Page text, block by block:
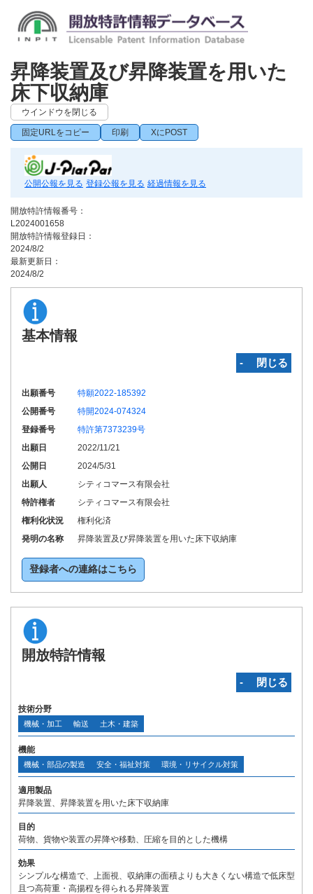
昇降装置及び昇降装置を用いた
床下収納庫
ウインドウを閉じる
固定URLをコピー 印刷 XにPOST
公開公報を見る 登録公報を見る 経過情報を見る
開放特許情報番号：
L2024001658
開放特許情報登録日：
2024/8/2
最新更新日：
2024/8/2
基本情報
‐ 閉じる
出願番号
特願2022-185392
公開番号
特開2024-074324
登録番号
特許第7373239号
出願日
2022/11/21
公開日
2024/5/31
出願人
シティコマース有限会社
特許権者
シティコマース有限会社
権利化状況
権利化済
発明の名称
昇降装置及び昇降装置を用いた床下収納庫
登録者への連絡はこちら
開放特許情報
‐ 閉じる
技術分野
機械・加工 輸送 土木・建築
機能
機械・部品の製造 安全・福祉対策 環境・リサイクル対策
適用製品
昇降装置、昇降装置を用いた床下収納庫
目的
荷物、貨物や装置の昇降や移動、圧縮を目的とした機構
効果
シンプルな構造で、上面視、収納庫の面積よりも大きくない構造で低床型
且つ高荷重・高揚程を得られる昇降装置